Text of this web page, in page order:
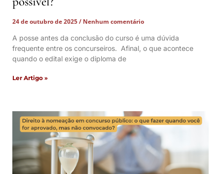
24 de outubro de 2025
Nenhum comentário
A posse antes da conclusão do curso é uma dúvida
frequente entre os concurseiros. Afinal, o que acontece
quando o edital exige o diploma de
Ler Artigo »